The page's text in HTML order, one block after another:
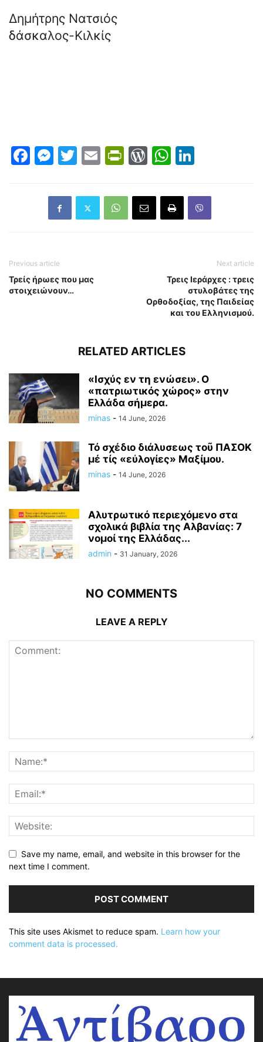
Δημήτρης Νατσιός
δάσκαλος-Κιλκίς
Facebook
Messenger
Twitter
EmailPrintFriendly
WordPress
WhatsApp
Previous article
Τρείς ήρωες που μας
στοιχειώνουν…
Next article
Τρεις Ιεράρχες : τρεις
στυλοβάτες της
Ορθοδοξίας, της Παιδείας
και του Ελληνισμού.
RELATED ARTICLES
«Ισχύς εν τη ενώσει». Ο
«πατριωτικός χώρος» στην
Ελλάδα σήμερα.
minas - 14 June, 2026
Τό σχέδιο διάλυσεως τοῦ ΠΑΣΟΚ
μέ τίς «εὐλογίες» Μαξίμου.
minas - 14 June, 2026
Αλυτρωτικό περιεχόμενο στα
σχολικά βιβλία της Αλβανίας: 7
νομοί της Ελλάδας...
admin - 31 January, 2026
NO COMMENTS
LEAVE A REPLY
Save my name, email, and website in this browser for the
next time I comment.
This site uses Akismet to reduce spam. Learn how your
comment data is processed.